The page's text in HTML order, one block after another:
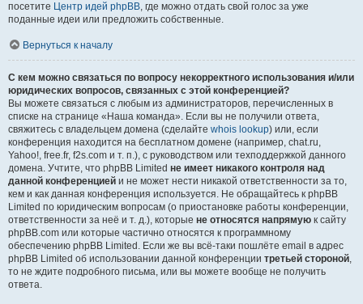
посетите Центр идей phpBB, где можно отдать свой голос за уже
поданные идеи или предложить собственные.
Вернуться к началу
С кем можно связаться по вопросу некорректного использования и/или
юридических вопросов, связанных с этой конференцией?
Вы можете связаться с любым из администраторов, перечисленных в
списке на странице «Наша команда». Если вы не получили ответа,
свяжитесь с владельцем домена (сделайте whois lookup) или, если
конференция находится на бесплатном домене (например, chat.ru,
Yahoo!, free.fr, f2s.com и т. п.), с руководством или техподдержкой данного
домена. Учтите, что phpBB Limited не имеет никакого контроля над
данной конференцией и не может нести никакой ответственности за то,
кем и как данная конференция используется. Не обращайтесь к phpBB
Limited по юридическим вопросам (о приостановке работы конференции,
ответственности за неё и т. д.), которые не относятся напрямую к сайту
phpBB.com или которые частично относятся к программному
обеспечению phpBB Limited. Если же вы всё-таки пошлёте email в адрес
phpBB Limited об использовании данной конференции третьей стороной,
то не ждите подробного письма, или вы можете вообще не получить
ответа.